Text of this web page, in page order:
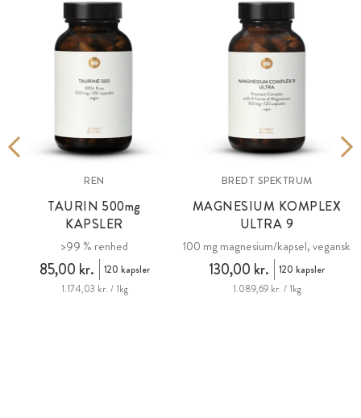
REN
TAURIN 500mg
KAPSLER
>99 % renhed
85,00 kr.
120 kapsler
1.174,03 kr. / 1kg
BREDT SPEKTRUM
MAGNESIUM KOMPLEX
ULTRA 9
100 mg magnesium/kapsel, vegansk
130,00 kr.
120 kapsler
1.089,69 kr. / 1kg